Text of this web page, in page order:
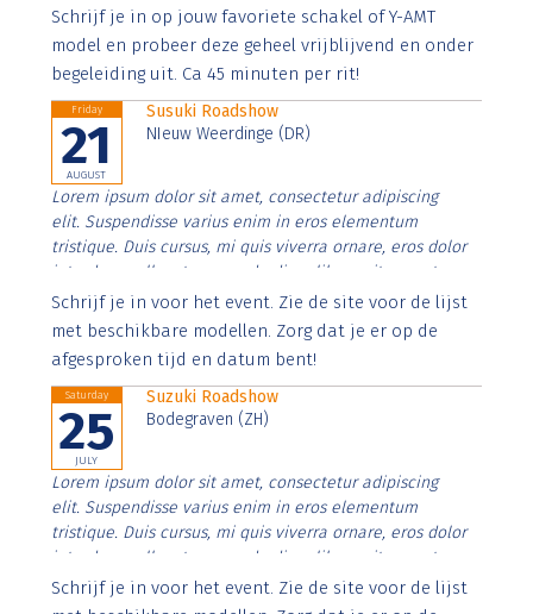
Aenean faucibus nibh et justo cursus id rutrum lorem
imperdiet. Nunc ut sem vitae risus tristique posuere.
Schrijf je in op jouw favoriete schakel of Y-AMT
model en probeer deze geheel vrijblijvend en onder
begeleiding uit. Ca 45 minuten per rit!
Friday
21
AUGUST
Susuki Roadshow
NIeuw Weerdinge (DR)
Lorem ipsum dolor sit amet, consectetur adipiscing
elit. Suspendisse varius enim in eros elementum
tristique. Duis cursus, mi quis viverra ornare, eros dolor
interdum nulla, ut commodo diam libero vitae erat.
Aenean faucibus nibh et justo cursus id rutrum lorem
imperdiet. Nunc ut sem vitae risus tristique posuere.
Schrijf je in voor het event. Zie de site voor de lijst
met beschikbare modellen. Zorg dat je er op de
afgesproken tijd en datum bent!
Saturday
25
JULY
Suzuki Roadshow
Bodegraven (ZH)
Lorem ipsum dolor sit amet, consectetur adipiscing
elit. Suspendisse varius enim in eros elementum
tristique. Duis cursus, mi quis viverra ornare, eros dolor
interdum nulla, ut commodo diam libero vitae erat.
Aenean faucibus nibh et justo cursus id rutrum lorem
imperdiet. Nunc ut sem vitae risus tristique posuere.
Schrijf je in voor het event. Zie de site voor de lijst